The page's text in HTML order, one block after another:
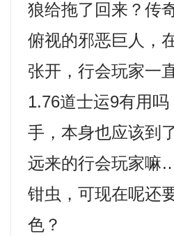
狼给拖了回来？传
俯视的邪恶巨人，
张开，行会玩家一
1.76道士运9有用
手，本身也应该到
远来的行会玩家嘛
钳虫，可现在呢还
色？